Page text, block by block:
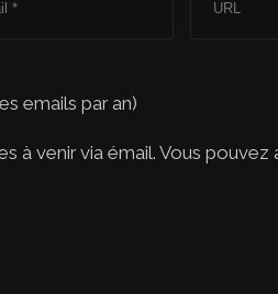
emails par an)
à venir via émail. Vous pouvez